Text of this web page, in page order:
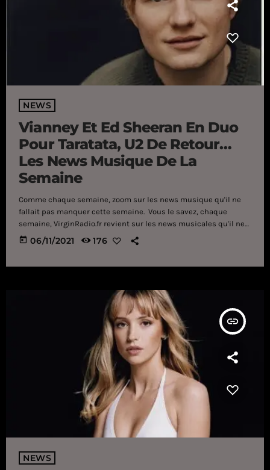
NEWS
Vianney Et Ed Sheeran En Duo
Pour Taratata, U2 De Retour…
Les News Musique De La
Semaine
Comme chaque semaine, zoom sur les news musique qu'il ne
fallait pas manquer cette semaine. Vous le savez, chaque
semaine, VirginRadio.fr revient sur les news musicales qu'il ne
fallait absolument pas manquer. Au programme, la rencontre
musicale entre Ed Sheeran et Vianney, le retour de U2, quelques
today 06/11/2021 176
insert_link
NEWS